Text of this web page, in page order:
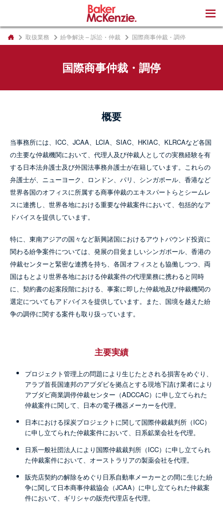
取扱業務 紛争解決 – 訴訟・仲裁 国際商事仲裁・調停
国際商事仲裁・調停
概要
当事務所には、ICC、JCAA、LCIA、SIAC、HKIAC、KLRCAなど各国
の主要な仲裁機関において、代理人及び仲裁人としての実務経験を有
する日本法弁護士及び外国法事務弁護士が在籍しています。これらの
弁護士が、ニューヨーク、ロンドン、パリ、シンガポール、香港など
世界各国のオフィスに所属する商事仲裁のエキスパートらとシームレ
スに連携し、世界各地における重要な仲裁案件において、包括的なア
ドバイスを提供しています。
特に、東南アジアの国々など新興諸国におけるアウトバウンド投資に
関わる紛争案件については、発展の目覚ましいシンガポール、香港の
仲裁センターと緊密な連携を持ち、各国オフィスとも協働しつつ、両
国はもとより世界各地における仲裁案件の代理業務に携わると同時
に、契約書の起案段階における、事案に即した仲裁地及び仲裁機関の
選定についてもアドバイスを提供しています。また、国境を越えた紛
争の調停に関する案件も取り扱っています。
主要実績
プロジェクト管理上の問題により生じたとされる損害をめぐり、
アラブ首長国連邦のアブダビを拠点とする現地下請け業者により
アブダビ商業調停仲裁センター（ADCCAC）に申し立てられた
仲裁案件に関して、日本の電子機器メーカーを代理。
日本における採炭プロジェクトに関して国際仲裁裁判所（ICC）
に申し立てられた仲裁案件において、日系鉱業会社を代理。
日系一般社団法人により国際仲裁裁判所（ICC）に申し立てられ
た仲裁案件において、オーストラリアの製薬会社を代理。
販売店契約の解除をめぐり日系自動車メーカーとの間に生じた紛
争に関して日本商事仲裁協会（JCAA）に申し立てられた仲裁案
件において、ギリシャの販売代理店を代理。